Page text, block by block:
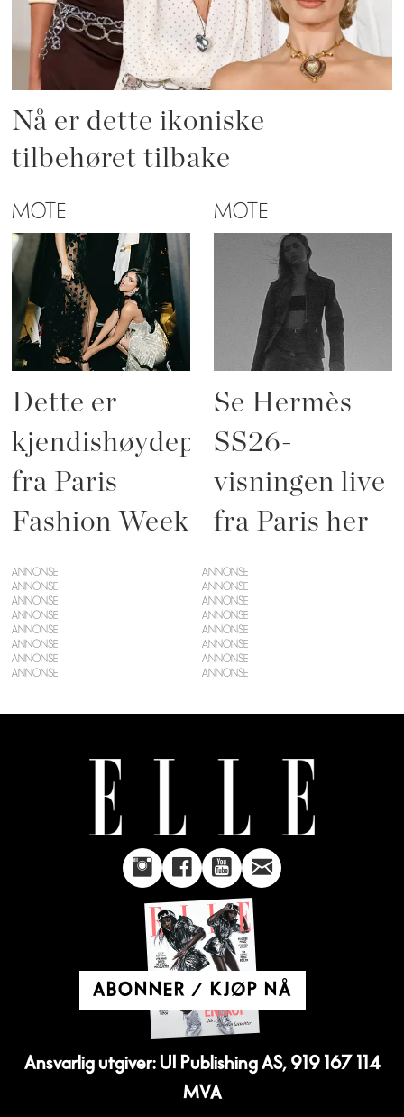
Nå er dette ikoniske
tilbehøret tilbake
MOTE
Dette er
kjendishøydepunktene
fra Paris
Fashion Week
MOTE
Se Hermès
SS26-
visningen live
fra Paris her
ANNONSE
ANNONSE
ANNONSE
ANNONSE
ANNONSE
ANNONSE
ANNONSE
ANNONSE
ABONNER / KJØP NÅ
Ansvarlig utgiver: UI Publishing AS, 919 167 114
MVA